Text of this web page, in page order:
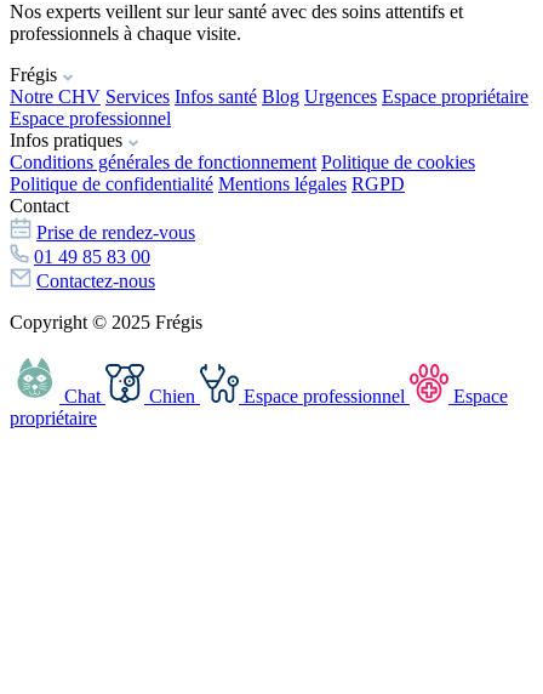
Nos experts veillent sur leur santé avec des soins attentifs et
professionnels à chaque visite.
Frégis
Notre CHV Services Infos santé Blog Urgences Espace propriétaire
Espace professionnel
Infos pratiques
Conditions générales de fonctionnement Politique de cookies
Politique de confidentialité Mentions légales RGPD
Contact
Prise de rendez-vous
01 49 85 83 00
Contactez-nous
Copyright © 2025 Frégis
Chat Chien Espace professionnel
Espace
propriétaire